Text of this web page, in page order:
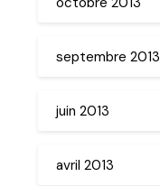
septembre 2013
juin 2013
avril 2013